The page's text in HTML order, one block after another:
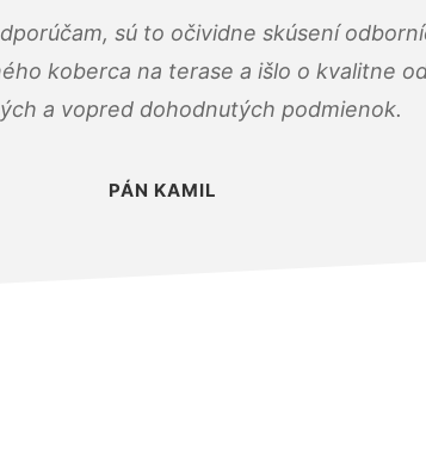
sú to očividne skúsení
koberca na terase a išlo o kvalitne
a vopred dohodnutých podmienok.
PÁN KAMIL